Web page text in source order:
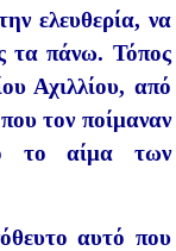
ελευθερία, να
τα πάνω. Τόπος
Αχιλλίου, από
τον ποίμαναν
το αίμα των
αυτό που